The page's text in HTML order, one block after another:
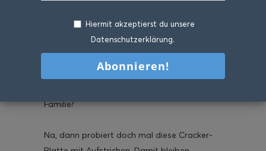
Snacks für die nächste Party oder sucht
Familie?
Na, dann probiert doch mal diese Cracker-
Hiermit akzeptierst du unsere
Datenschutzerklärung.